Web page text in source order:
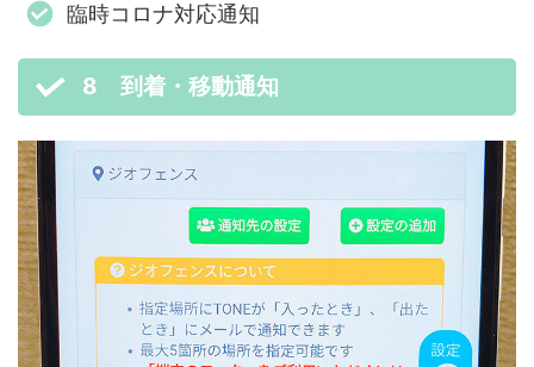
臨時コロナ対応通知
8 到着・移動通知